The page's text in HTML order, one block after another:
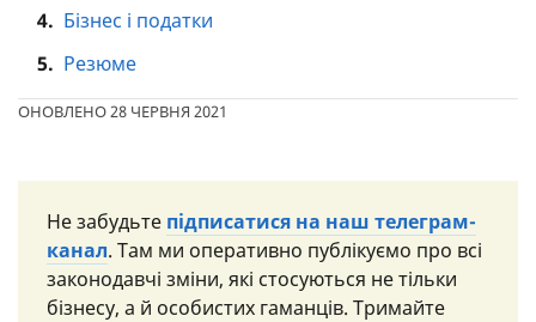
4. Бізнес і податки
5. Резюме
ОНОВЛЕНО 28 ЧЕРВНЯ 2021
Не забудьте підписатися на наш телеграм-
канал. Там ми оперативно публікуємо про всі
законодавчі зміни, які стосуються не тільки
бізнесу, а й особистих гаманців. Тримайте